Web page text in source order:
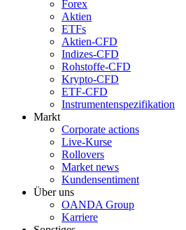
Forex
Aktien
ETFs
Aktien-CFD
Indizes-CFD
Rohstoffe-CFD
Krypto-CFD
ETF-CFD
Instrumentenspezifikation
Markt
Corporate actions
Live-Kurse
Rollovers
Market news
Kundensentiment
Über uns
OANDA Group
Karriere